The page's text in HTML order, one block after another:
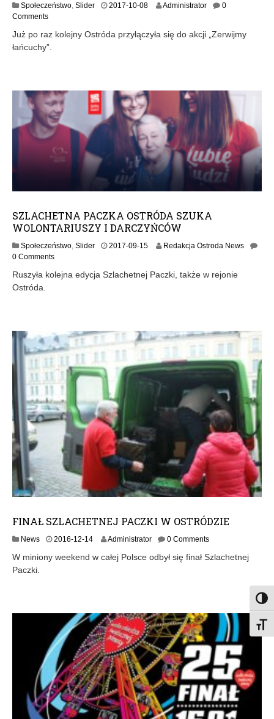
Społeczeństwo, Slider 2017-10-082
7
0
8
Administrator
0
Comments
Już po raz kolejny Ostróda przyłączyła się do akcji „Zerwijmy
łańcuchy”.
SZLACHETNA PACZKA OSTRÓDA SZUKA
WOLONTARIUSZY I DARCZYŃCÓW
Społeczeństwo, Slider 2017-09-152
7
1
5
Redakcja Ostroda News
0 Comments
Ruszyła kolejna edycja Szlachetnej Paczki, także w rejonie
Ostróda.
FINAŁ SZLACHETNEJ PACZKI W OSTRÓDZIE
News 2016-12-142
1
-
1
4
Administrator 0 Comments
W miniony weekend w całej Polsce odbył się finał Szlachetnej
Paczki.